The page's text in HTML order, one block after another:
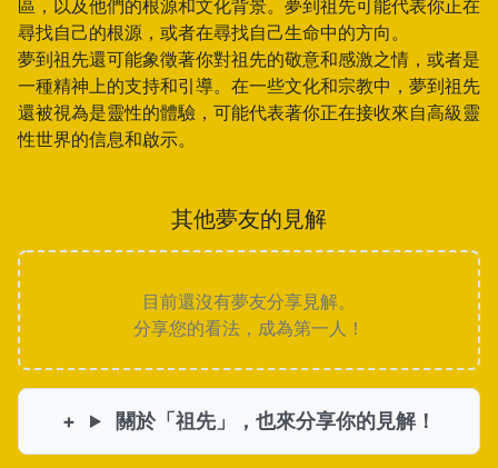
區，以及他們的根源和文化背景。夢到祖先可能代表你正在
尋找自己的根源，或者在尋找自己生命中的方向。
夢到祖先還可能象徵著你對祖先的敬意和感激之情，或者是
一種精神上的支持和引導。在一些文化和宗教中，夢到祖先
還被視為是靈性的體驗，可能代表著你正在接收來自高級靈
性世界的信息和啟示。
其他夢友的見解
目前還沒有夢友分享見解。
分享您的看法，成為第一人！
關於「祖先」，也來分享你的見解！